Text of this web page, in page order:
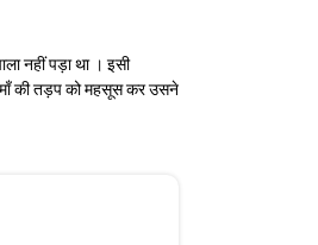
नहीं पड़ा था । इसी
माँ की तड़प को महसूस कर उसने